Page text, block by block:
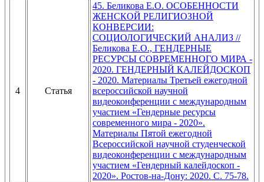
4 Статья
45. Беликова Е.О. ОСОБЕННОСТИ
ЖЕНСКОЙ РЕЛИГИОЗНОЙ
КОНВЕРСИИ:
СОЦИОЛОГИЧЕСКИЙ АНАЛИЗ //
Беликова Е.О., ГЕНДЕРНЫЕ
РЕСУРСЫ СОВРЕМЕННОГО МИРА -
2020. ГЕНДЕРНЫЙ КАЛЕЙДОСКОП
- 2020. Материалы Третьей ежегодной
всероссийской научной
видеоконференции с международным
участием «Гендерные ресурсы
современного мира - 2020».
Материалы Пятой ежегодной
Всероссийской научной студенческой
видеоконференции с международным
участием «Гендерный калейдоскоп -
2020». Ростов-на-Дону: 2020. С. 75-78.